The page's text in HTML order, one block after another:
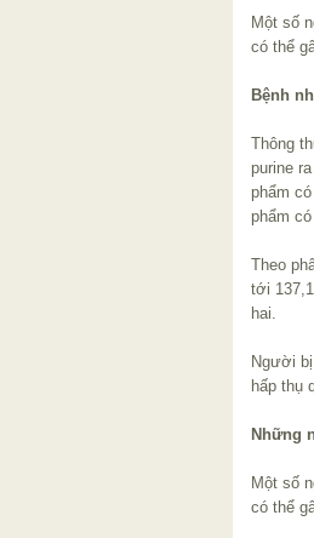
Một số
có thể
Bệnh
Thông
purine
phẩm
phẩm
Theo
tới
hai.
Người
hấp thụ
Những
Một số
có thể